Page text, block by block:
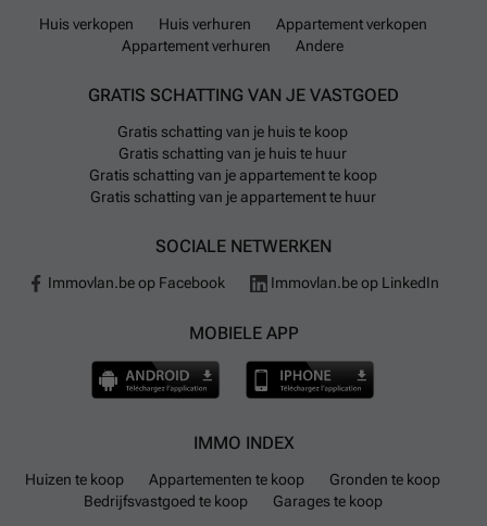
Huis verkopen Huis verhuren
Appartement verkopen
Appartement verhuren
Andere
GRATIS SCHATTING VAN JE VASTGOED
Gratis schatting van je huis te koop
Gratis schatting van je huis te huur
Gratis schatting van je appartement te koop
Gratis schatting van je appartement te huur
SOCIALE NETWERKEN
Immovlan.be op Facebook Immovlan.be op LinkedIn
MOBIELE APP
IMMO INDEX
Huizen te koop Appartementen te koop
Gronden te koop
Bedrijfsvastgoed te koop
Garages te koop